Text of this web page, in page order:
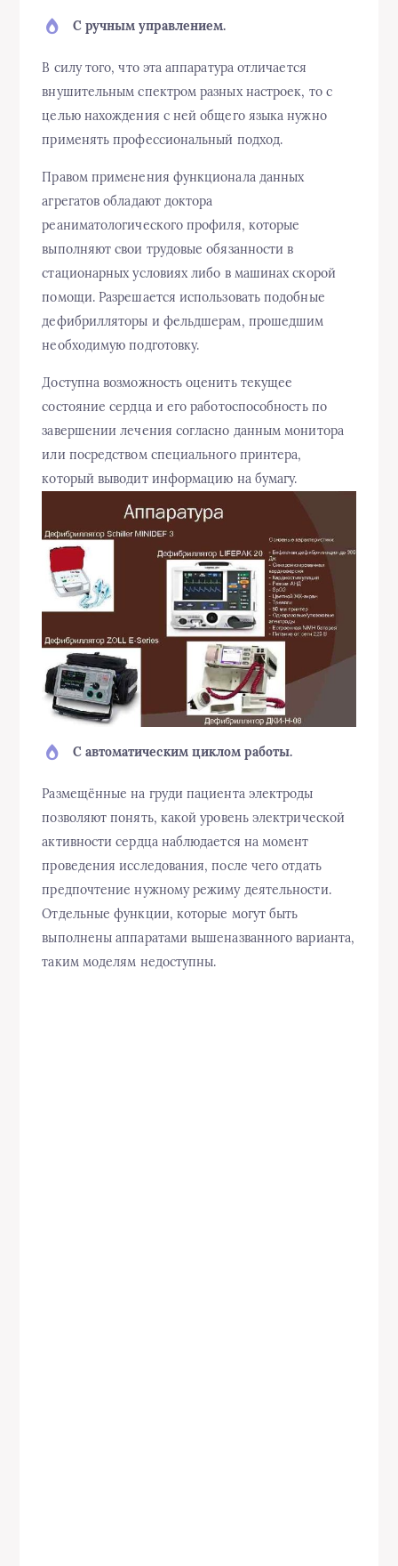
С ручным управлением.
В силу того, что эта аппаратура отличается
внушительным спектром разных настроек, то с
целью нахождения с ней общего языка нужно
применять профессиональный подход.
Правом применения функционала данных
агрегатов обладают доктора
реаниматологического профиля, которые
выполняют свои трудовые обязанности в
стационарных условиях либо в машинах скорой
помощи. Разрешается использовать подобные
дефибрилляторы и фельдшерам, прошедшим
необходимую подготовку.
Доступна возможность оценить текущее
состояние сердца и его работоспособность по
завершении лечения согласно данным монитора
или посредством специального принтера,
который выводит информацию на бумагу.
С автоматическим циклом работы.
Размещённые на груди пациента электроды
позволяют понять, какой уровень электрической
активности сердца наблюдается на момент
проведения исследования, после чего отдать
предпочтение нужному режиму деятельности.
Отдельные функции, которые могут быть
выполнены аппаратами вышеназванного варианта,
таким моделям недоступны.